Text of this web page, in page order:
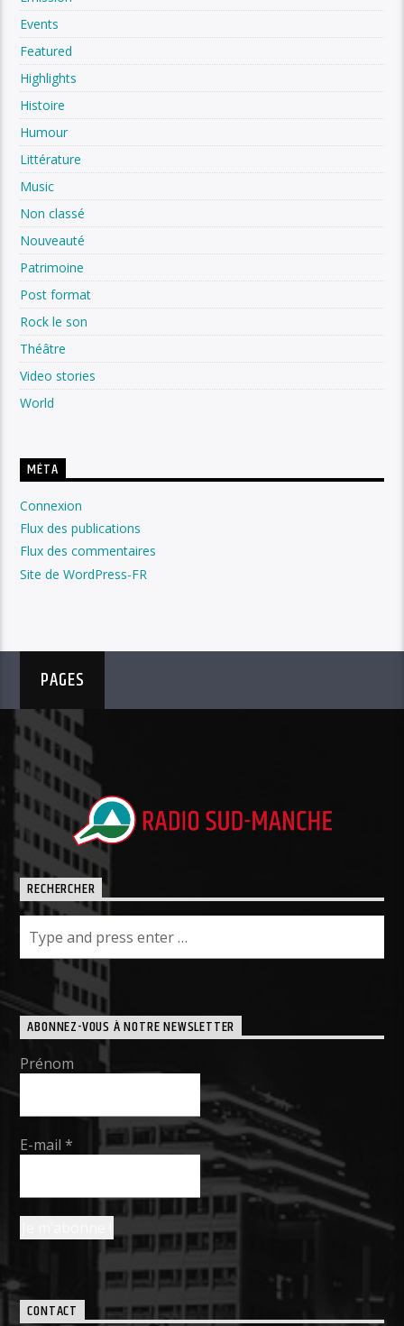
Events
Featured
Highlights
Histoire
Humour
Littérature
Music
Non classé
Nouveauté
Patrimoine
Post format
Rock le son
Théâtre
Video stories
World
MÉTA
Connexion
Flux des publications
Flux des commentaires
Site de WordPress-FR
PAGES
RECHERCHER
ABONNEZ-VOUS À NOTRE NEWSLETTER
Prénom
E-mail*
CONTACT